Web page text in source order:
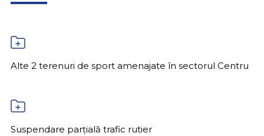
Alte 2 terenuri de sport amenajate în sectorul Centru
Suspendare parțială trafic rutier